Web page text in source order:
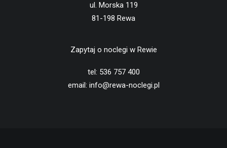
ul. Morska 119
81-198 Rewa
Zapytaj o noclegi w Rewie
tel: 536 757 400
email: info@rewa-noclegi.pl